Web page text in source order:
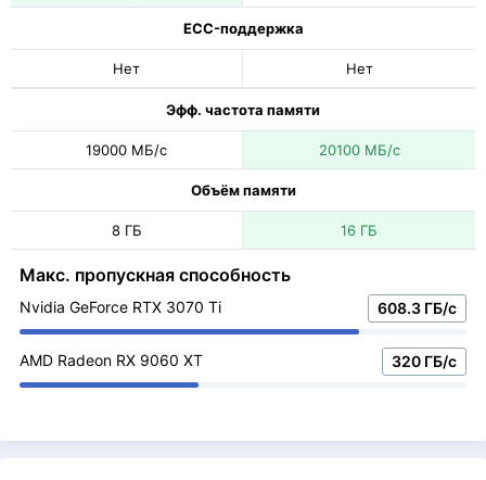
ECC-поддержка
Нет Нет
Эфф. частота памяти
19000 МБ/с 20100 МБ/с
Объём памяти
8 ГБ 16 ГБ
Макс. пропускная способность
Nvidia GeForce RTX 3070 Ti 608.3 ГБ/с
AMD Radeon RX 9060 XT 320 ГБ/с